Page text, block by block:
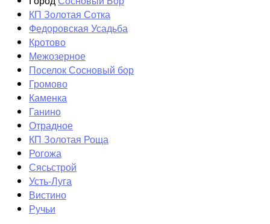
КП Золотая Сотка
Федоровская Усадьба
Кротово
Межозерное
Поселок Сосновый бор
Громово
Каменка
Ганино
Отрадное
КП Золотая Роща
Рогожа
Сясьстрой
Усть-Луга
Вистино
Ручьи